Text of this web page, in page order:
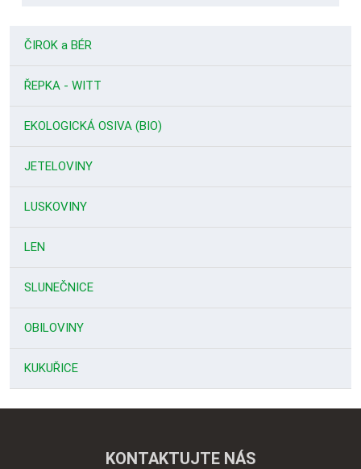
nepodařilo
ČIROK a BÉR
ŘEPKA - WITT
EKOLOGICKÁ OSIVA (BIO)
JETELOVINY
LUSKOVINY
LEN
SLUNEČNICE
OBILOVINY
KUKUŘICE
KONTAKTUJTE NÁS